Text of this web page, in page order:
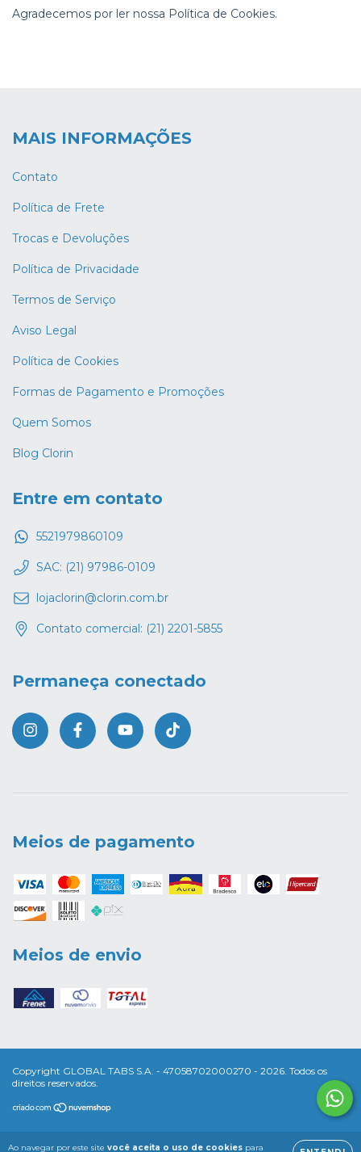
Ao navegar por este site você aceita o uso de cookies para
Agradecemos por ler nossa Política de Cookies.
MAIS INFORMAÇÕES
Contato
Política de Frete
Trocas e Devoluções
Política de Privacidade
Termos de Serviço
Aviso Legal
Política de Cookies
Formas de Pagamento e Promoções
Quem Somos
Blog Clorin
Entre em contato
5521979860109
SAC: (21) 97986-0109
lojaclorin@clorin.com.br
Contato comercial: (21) 2201-5855
Permaneça conectado
Meios de pagamento
Meios de envio
Copyright GLOBAL TABS S.A. - 47058702000270 - 2026. Todos os
direitos reservados.